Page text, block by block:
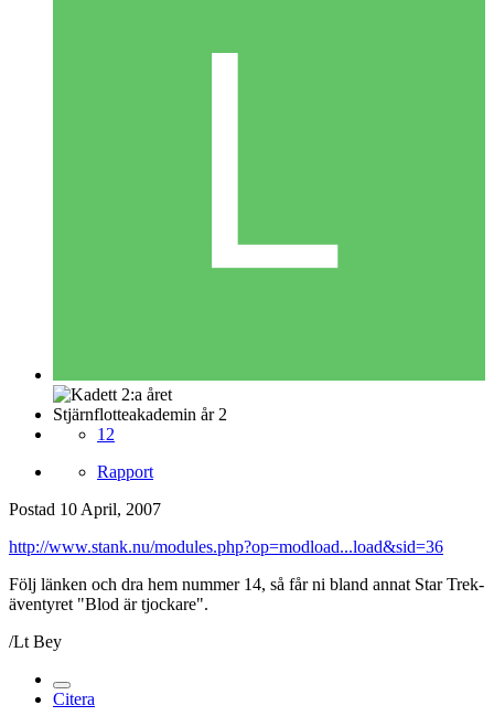
Stjärnflotteakademin år 2
12
Rapport
Postad 10 April, 2007
http://www.stank.nu/modules.php?op=modload...load&sid=36
Följ länken och dra hem nummer 14, så får ni bland annat Star Trek-
äventyret "Blod är tjockare".
/Lt Bey
Citera